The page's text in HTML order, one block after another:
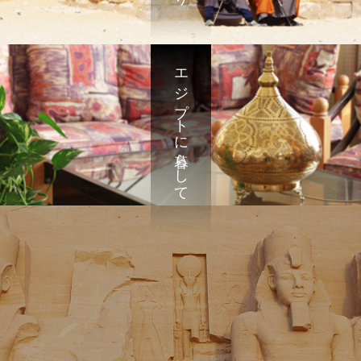
エジプトに暮らして